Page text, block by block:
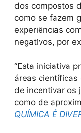
dos compostos
como se fazem
experiências
negativos, por
“Esta iniciativa
áreas científicas
de incentivar os
como de
QUÍMICA É